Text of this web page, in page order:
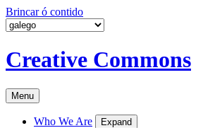
Brincar ó contido
Creative Commons
Menu
Who We Are Expand